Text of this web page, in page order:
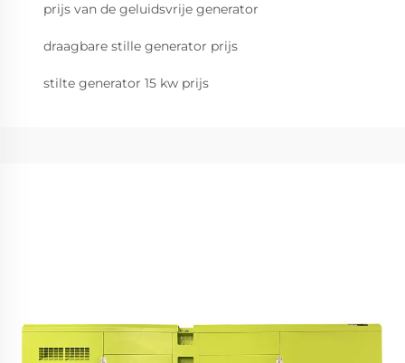
prijs van de geluidsvrije generator
draagbare stille generator prijs
stilte generator 15 kw prijs